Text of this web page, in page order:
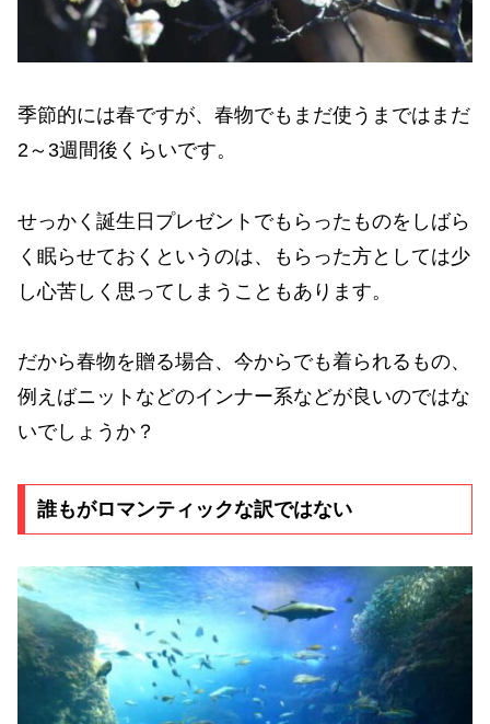
季節的には春ですが、春物でもまだ使うまではまだ
2～3週間後くらいです。
せっかく誕生日プレゼントでもらったものをしばら
く眠らせておくというのは、もらった方としては少
し心苦しく思ってしまうこともあります。
だから春物を贈る場合、今からでも着られるもの、
例えばニットなどのインナー系などが良いのではな
いでしょうか？
誰もがロマンティックな訳ではない